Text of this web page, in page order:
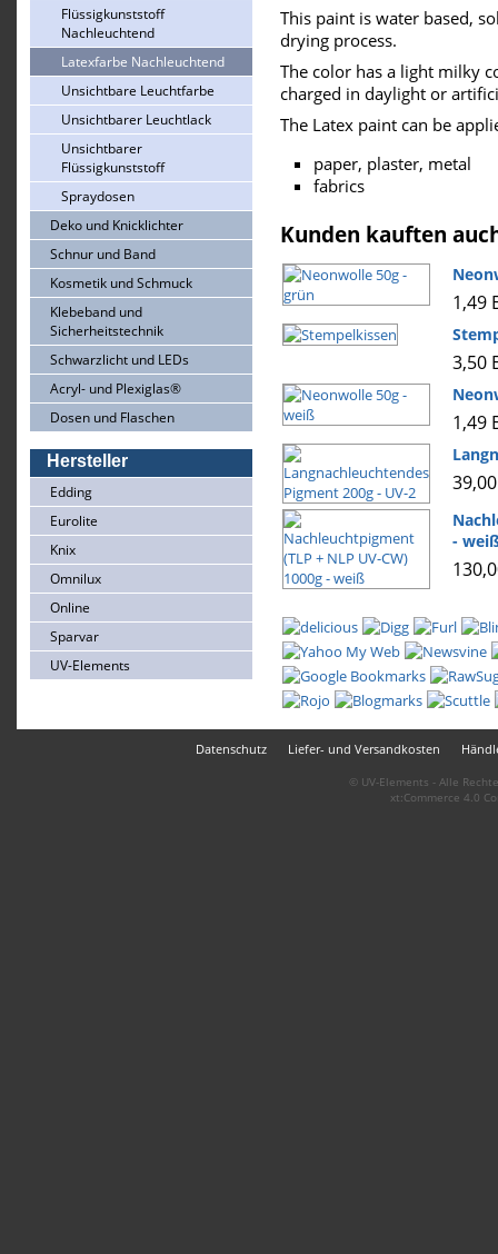
Flüssigkunststoff
Nachleuchtend
Latexfarbe Nachleuchtend
Unsichtbare Leuchtfarbe
Unsichtbarer Leuchtlack
Unsichtbarer
Flüssigkunststoff
Spraydosen
Deko und Knicklichter
Schnur und Band
Kosmetik und Schmuck
Klebeband und
Sicherheitstechnik
Schwarzlicht und LEDs
Acryl- und Plexiglas®
Dosen und Flaschen
Hersteller
Edding
Eurolite
Knix
Omnilux
Online
Sparvar
UV-Elements
This paint is water based,
drying process.
The color has a light milky
charged in daylight or
The Latex paint can be
paper, plaster, metal
fabrics
Kunden kauften
1,49
3,50
1,49
-
Datenschutz Liefer- und Versandkosten
© UV-Elements - Alle
xt:Commerce 4.0